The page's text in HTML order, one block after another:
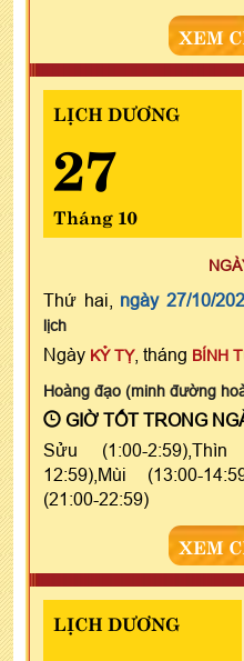
XEM
LỊCH DƯƠNG
27
Tháng 10
Thứ hai, ngày 27/10/
lịch
Ngày KỶ TỴ, tháng BÍNH
Hoàng đạo (minh đường
GIỜ TỐT TRONG
Sửu (1:00-2:59),Thìn
12:59),Mùi (13:00-
(21:00-22:59)
XEM
LỊCH DƯƠNG